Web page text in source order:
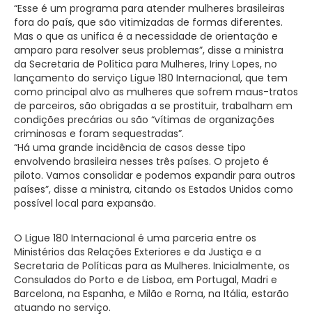
“Esse é um programa para atender mulheres brasileiras
fora do país, que são vitimizadas de formas diferentes.
Mas o que as unifica é a necessidade de orientação e
amparo para resolver seus problemas”, disse a ministra
da Secretaria de Política para Mulheres, Iriny Lopes, no
lançamento do serviço Ligue 180 Internacional, que tem
como principal alvo as mulheres que sofrem maus-tratos
de parceiros, são obrigadas a se prostituir, trabalham em
condições precárias ou são “vítimas de organizações
criminosas e foram sequestradas”.
“Há uma grande incidência de casos desse tipo
envolvendo brasileira nesses três países. O projeto é
piloto. Vamos consolidar e podemos expandir para outros
países”, disse a ministra, citando os Estados Unidos como
possível local para expansão.
O Ligue 180 Internacional é uma parceria entre os
Ministérios das Relações Exteriores e da Justiça e a
Secretaria de Políticas para as Mulheres. Inicialmente, os
Consulados do Porto e de Lisboa, em Portugal, Madri e
Barcelona, na Espanha, e Milão e Roma, na Itália, estarão
atuando no serviço.